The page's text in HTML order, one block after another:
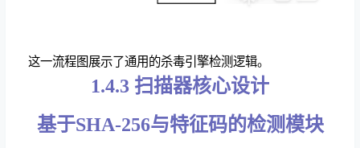
这一流程图展示了通用的杀毒引擎检测逻辑。
1.4.3 扫描器核心设计
基于SHA-256与特征码的检测模块